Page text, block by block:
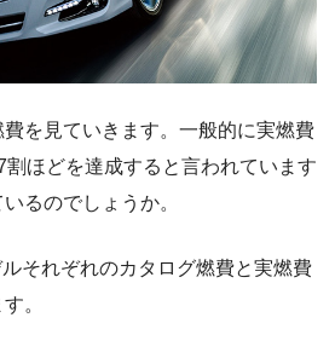
を見ていきます。一般的に実燃費
ほどを達成すると言われています
るのでしょうか。
それぞれのカタログ燃費と実燃費
。